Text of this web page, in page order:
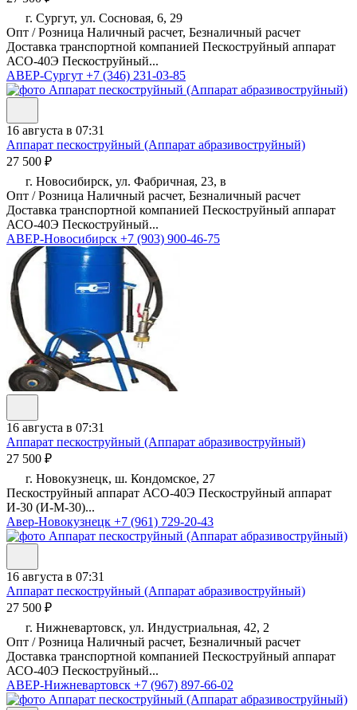
г. Сургут, ул. Сосновая, 6, 29
Опт / Розница Наличный расчет, Безналичный расчет
Доставка транспортной компанией Пескоструйный аппарат
АСО-40Э Пескоструйный...
АВЕР-Сургут +7 (346) 231-03-85
16 августа в 07:31
Аппарат пескоструйный (Аппарат абразивоструйный)
27 500 ₽
г. Новосибирск, ул. Фабричная, 23, в
Опт / Розница Наличный расчет, Безналичный расчет
Доставка транспортной компанией Пескоструйный аппарат
АСО-40Э Пескоструйный...
АВЕР-Новосибирск +7 (903) 900-46-75
16 августа в 07:31
Аппарат пескоструйный (Аппарат абразивоструйный)
27 500 ₽
г. Новокузнецк, ш. Кондомское, 27
Пескоструйный аппарат АСО-40Э Пескоструйный аппарат
И-30 (И-М-30)...
Авер-Новокузнецк +7 (961) 729-20-43
16 августа в 07:31
Аппарат пескоструйный (Аппарат абразивоструйный)
27 500 ₽
г. Нижневартовск, ул. Индустриальная, 42, 2
Опт / Розница Наличный расчет, Безналичный расчет
Доставка транспортной компанией Пескоструйный аппарат
АСО-40Э Пескоструйный...
АВЕР-Нижневартовск +7 (967) 897-66-02